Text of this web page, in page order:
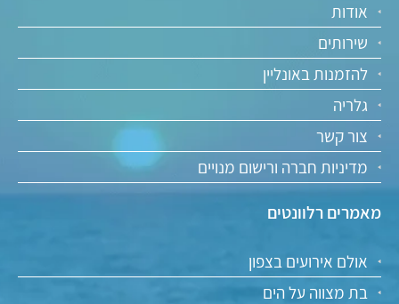
אודות
שירותים
להזמנות באונליין
גלריה
צור קשר
מדיניות חברה ורישום מנויים
מאמרים רלוונטים
אולם אירועים בצפון
בת מצווה על הים